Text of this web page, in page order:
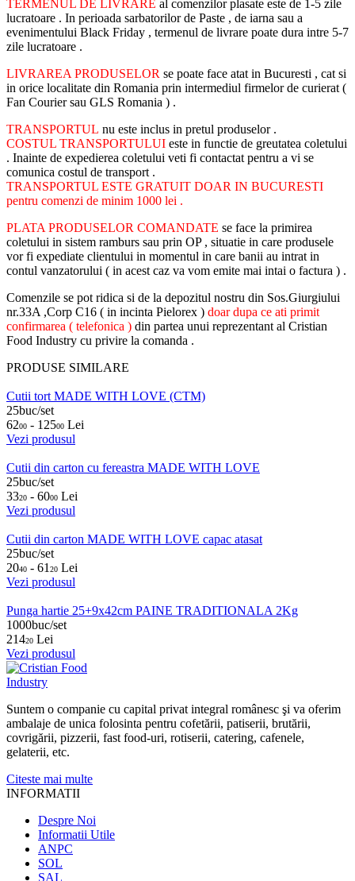
TERMENUL DE LIVRARE al comenzilor plasate este de 1-5 zile
lucratoare . In perioada sarbatorilor de Paste , de iarna sau a
evenimentului Black Friday , termenul de livrare poate dura intre 5-7
zile lucratoare .
LIVRAREA PRODUSELOR se poate face atat in Bucuresti , cat si
in orice localitate din Romania prin intermediul firmelor de curierat (
Fan Courier sau GLS Romania ) .
TRANSPORTUL nu este inclus in pretul produselor .
COSTUL TRANSPORTULUI este in functie de greutatea coletului
. Inainte de expedierea coletului veti fi contactat pentru a vi se
comunica costul de transport .
TRANSPORTUL ESTE GRATUIT DOAR IN BUCURESTI
pentru comenzi de minim 1000 lei .
PLATA PRODUSELOR COMANDATE se face la primirea
coletului in sistem ramburs sau prin OP , situatie in care produsele
vor fi expediate clientului in momentul in care banii au intrat in
contul vanzatorului ( in acest caz va vom emite mai intai o factura ) .
Comenzile se pot ridica si de la depozitul nostru din Sos.Giurgiului
nr.33A ,Corp C16 ( in incinta Pielorex ) doar dupa ce ati primit
confirmarea ( telefonica ) din partea unui reprezentant al Cristian
Food Industry cu privire la comanda .
PRODUSE SIMILARE
Cutii tort MADE WITH LOVE (CTM)
25buc/set
6200 - 12500 Lei
Vezi produsul
Cutii din carton cu fereastra MADE WITH LOVE
25buc/set
3320 - 6000 Lei
Vezi produsul
Cutii din carton MADE WITH LOVE capac atasat
25buc/set
2040 - 61 20 Lei
Vezi produsul
Punga hartie 25+9x42cm PAINE TRADITIONALA 2Kg
1000buc/set
21420 Lei
Vezi produsul
Suntem o companie cu capital privat integral românesc şi va oferim
ambalaje de unica folosinta pentru cofetării, patiserii, brutării,
covrigării, pizzerii, fast food-uri, rotiserii, catering, cafenele,
gelaterii, etc.
Citeste mai multe
INFORMATII
Despre Noi
Informatii Utile
ANPC
SOL
SAL